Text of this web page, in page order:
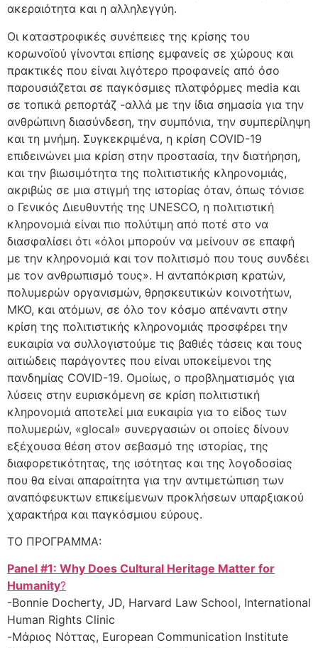
ακεραιότητα και η αλληλεγγύη.
Οι καταστροφικές συνέπειες της κρίσης του
κορωνοϊού γίνονται επίσης εμφανείς σε χώρους και
πρακτικές που είναι λιγότερο προφανείς από όσο
παρουσιάζεται σε παγκόσμιες πλατφόρμες media και
σε τοπικά ρεπορτάζ -αλλά με την ίδια σημασία για την
ανθρώπινη διασύνδεση, την συμπόνια, την συμπερίληψη
και τη μνήμη. Συγκεκριμένα, η κρίση COVID-19
επιδεινώνει μια κρίση στην προστασία, την διατήρηση,
και την βιωσιμότητα της πολιτιστικής κληρονομιάς,
ακριβώς σε μια στιγμή της ιστορίας όταν, όπως τόνισε
ο Γενικός Διευθυντής της UNESCO, η πολιτιστική
κληρονομιά είναι πιο πολύτιμη από ποτέ στο να
διασφαλίσει ότι «όλοι μπορούν να μείνουν σε επαφή
με την κληρονομιά και τον πολιτισμό που τους συνδέει
με τον ανθρωπισμό τους». Η ανταπόκριση κρατών,
πολυμερών οργανισμών, θρησκευτικών κοινοτήτων,
ΜΚΟ, και ατόμων, σε όλο τον κόσμο απέναντι στην
κρίση της πολιτιστικής κληρονομιάς προσφέρει την
ευκαιρία να συλλογιστούμε τις βαθιές τάσεις και τους
αιτιώδεις παράγοντες που είναι υποκείμενοι της
πανδημίας COVID-19. Ομοίως, ο προβληματισμός για
λύσεις στην ευρισκόμενη σε κρίση πολιτιστική
κληρονομιά αποτελεί μια ευκαιρία για το είδος των
πολυμερών, «glocal» συνεργασιών οι οποίες δίνουν
εξέχουσα θέση στον σεβασμό της ιστορίας, της
διαφορετικότητας, της ισότητας και της λογοδοσίας
που θα είναι απαραίτητα για την αντιμετώπιση των
αναπόφευκτων επικείμενων προκλήσεων υπαρξιακού
χαρακτήρα και παγκόσμιου εύρους.
ΤΟ ΠΡΟΓΡΑΜΜΑ:
Panel #1: Why Does Cultural Heritage Matter for
Humanity?
-Bonnie Docherty, JD, Harvard Law School, International
Human Rights Clinic
-Μάριος Νόττας, European Communication Institute